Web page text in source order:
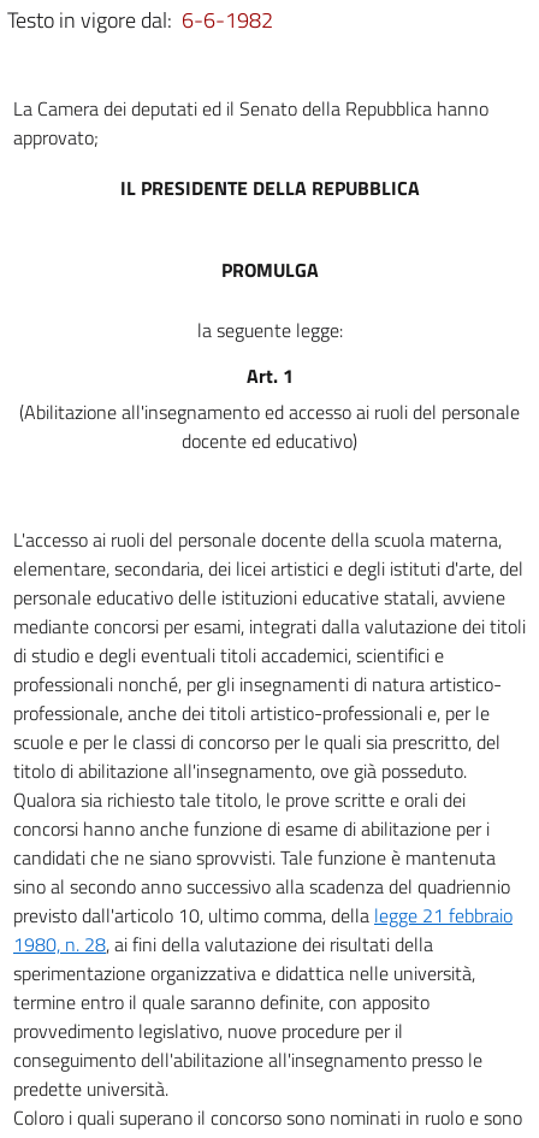
11
MATERNA,
ELEMENTARE, SECONDARIA, DEI LICEI ARTISTICI E DEGLI ISTITUTI D'ARTE E
MODIFICHE DI DISPOSIZIONI VARIE CONNESSE CON IL PRECARIATO
NORME TRANSITORIE DI IMMISSIONE IN RUOLO
CAPO I.
IMMISSIONE NEI RUOLI DELLA SCUOLA MATERNA STATALE
21
22
23
24
25
26
27
28
CAPO II.
IMMISSIONE NEI RUOLI DELLA SCUOLA ELEMENTARE STATALE
29
30
31
32
CAPO III.
Testo in vigore dal: 6-6-1982
La Camera dei deputati ed il Senato della Repubblica hanno
approvato;
IL PRESIDENTE DELLA REPUBBLICA
PROMULGA
la seguente legge:
Art. 1
(Abilitazione all'insegnamento ed accesso ai ruoli del personale
docente ed educativo)
L'accesso ai ruoli del personale docente della scuola materna,
elementare, secondaria, dei licei artistici e degli istituti d'arte, del
personale educativo delle istituzioni educative statali, avviene
mediante concorsi per esami, integrati dalla valutazione dei titoli
di studio e degli eventuali titoli accademici, scientifici e
professionali nonché, per gli insegnamenti di natura artistico-
professionale, anche dei titoli artistico-professionali e, per le
scuole e per le classi di concorso per le quali sia prescritto, del
titolo di abilitazione all'insegnamento, ove già posseduto.
Qualora sia richiesto tale titolo, le prove scritte e orali dei
concorsi hanno anche funzione di esame di abilitazione per i
candidati che ne siano sprovvisti. Tale funzione è mantenuta
sino al secondo anno successivo alla scadenza del quadriennio
previsto dall'articolo 10, ultimo comma, della legge 21 febbraio
1980, n. 28, ai fini della valutazione dei risultati della
sperimentazione organizzativa e didattica nelle università,
termine entro il quale saranno definite, con apposito
provvedimento legislativo, nuove procedure per il
conseguimento dell'abilitazione all'insegnamento presso le
predette università.
Coloro i quali superano il concorso sono nominati in ruolo e sono